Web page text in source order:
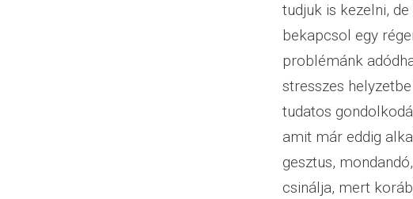
tudjuk is kezelni,
bekapcsol egy
problémánk
stresszes
tudatos
amit már eddig
gesztus,
csinálja, mert